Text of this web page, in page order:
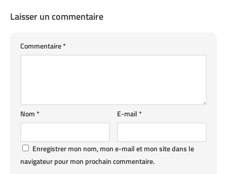
Laisser un commentaire
Commentaire*
E-mail*
Nom*
Enregistrer mon nom, mon e-mail et mon site dans le
navigateur pour mon prochain commentaire.